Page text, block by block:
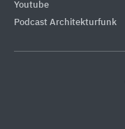
Youtube
Podcast Architekturfunk